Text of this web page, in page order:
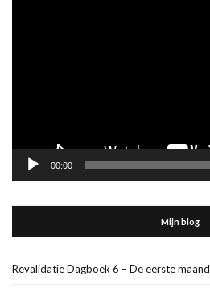
00:00
Mijn blog
Revalidatie Dagboek 6 – De eerste maand